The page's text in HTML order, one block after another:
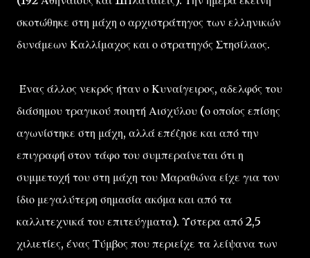
σκοτώθηκε στη μάχη ο αρχιστράτηγος των ελληνικών
δυνάμεων Καλλίμαχος και ο στρατηγός Στησίλαος.
Ένας άλλος νεκρός ήταν ο Κυναίγειρος, αδελφός του
διάσημου τραγικού ποιητή Αισχύλου (ο οποίος επίσης
αγωνίστηκε στη μάχη, αλλά επέζησε και από την
επιγραφή στον τάφο του συμπεραίνεται ότι η
συμμετοχή του στη μάχη του Μαραθώνα είχε για τον
ίδιο μεγαλύτερη σημασία ακόμα και από τα
καλλιτεχνικά του επιτεύγματα). Ύστερα από 2,5
χιλιετίες, ένας Τύμβος που περιείχε τα λείψανα των